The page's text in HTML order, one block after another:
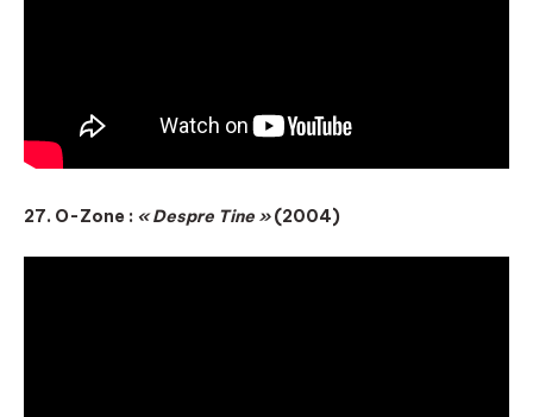
27. O-Zone : « Despre Tine »(2004)